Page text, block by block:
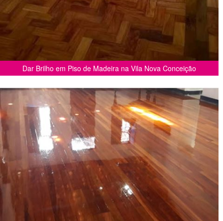
Dar Brilho em Piso de Madeira na Vila Nova Conceição